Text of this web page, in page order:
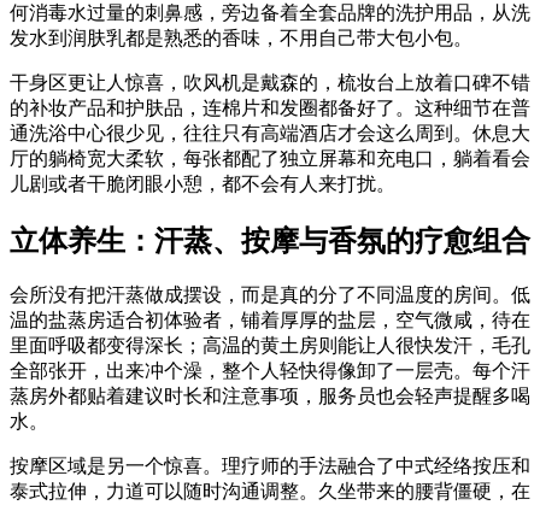
何消毒水过量的刺鼻感，旁边备着全套品牌的洗护用品，从洗
发水到润肤乳都是熟悉的香味，不用自己带大包小包。
干身区更让人惊喜，吹风机是戴森的，梳妆台上放着口碑不错
的补妆产品和护肤品，连棉片和发圈都备好了。这种细节在普
通洗浴中心很少见，往往只有高端酒店才会这么周到。休息大
厅的躺椅宽大柔软，每张都配了独立屏幕和充电口，躺着看会
儿剧或者干脆闭眼小憩，都不会有人来打扰。
立体养生：汗蒸、按摩与香氛的疗愈组合
会所没有把汗蒸做成摆设，而是真的分了不同温度的房间。低
温的盐蒸房适合初体验者，铺着厚厚的盐层，空气微咸，待在
里面呼吸都变得深长；高温的黄土房则能让人很快发汗，毛孔
全部张开，出来冲个澡，整个人轻快得像卸了一层壳。每个汗
蒸房外都贴着建议时长和注意事项，服务员也会轻声提醒多喝
水。
按摩区域是另一个惊喜。理疗师的手法融合了中式经络按压和
泰式拉伸，力道可以随时沟通调整。久坐带来的腰背僵硬，在